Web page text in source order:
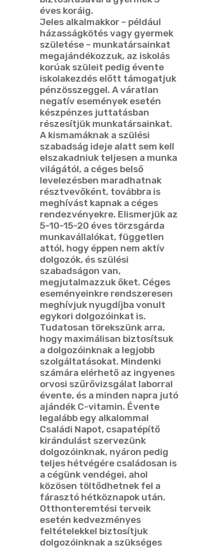
éves koráig.
Jeles alkalmakkor – például
házasságkötés vagy gyermek
születése – munkatársainkat
megajándékozzuk, az iskolás
korúak szüleit pedig évente
iskolakezdés előtt támogatjuk
pénzösszeggel. A váratlan
negatív események esetén
készpénzes juttatásban
részesítjük munkatársainkat.
A kismamáknak a szülési
szabadság ideje alatt sem kell
elszakadniuk teljesen a munka
világától, a céges belső
levelezésben maradhatnak
résztvevőként, továbbra is
meghívást kapnak a céges
rendezvényekre. Elismerjük az
5-10-15-20 éves törzsgárda
munkavállalókat, független
attól, hogy éppen nem aktív
dolgozók, és szülési
szabadságon van,
megjutalmazzuk őket. Céges
eseményeinkre rendszeresen
meghívjuk nyugdíjba vonult
egykori dolgozóinkat is.
Tudatosan törekszünk arra,
hogy maximálisan biztosítsuk
a dolgozóinknak a legjobb
szolgáltatásokat. Mindenki
számára elérhető az ingyenes
orvosi szűrővizsgálat laborral
évente, és a minden napra jutó
ajándék C-vitamin. Évente
legalább egy alkalommal
Családi Napot, csapatépítő
kirándulást szervezünk
dolgozóinknak, nyáron pedig
teljes hétvégére családosan is
a cégünk vendégei, ahol
közösen töltődhetnek fel a
fárasztó hétköznapok után.
Otthonteremtési terveik
esetén kedvezményes
feltételekkel biztosítjuk
dolgozóinknak a szükséges